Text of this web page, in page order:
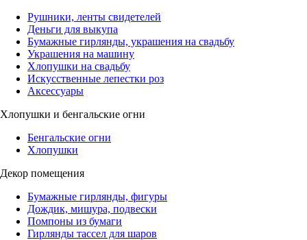
Рушники, ленты свидетелей
Деньги для выкупа
Бумажные гирлянды, украшения на свадьбу
Украшения на машину
Хлопушки на свадьбу
Искусственные лепестки роз
Аксессуары
Хлопушки и бенгальские огни
Бенгальские огни
Хлопушки
Декор помещения
Бумажные гирлянды, фигуры
Дождик, мишура, подвески
Помпоны из бумаги
Гирлянды тассел для шаров